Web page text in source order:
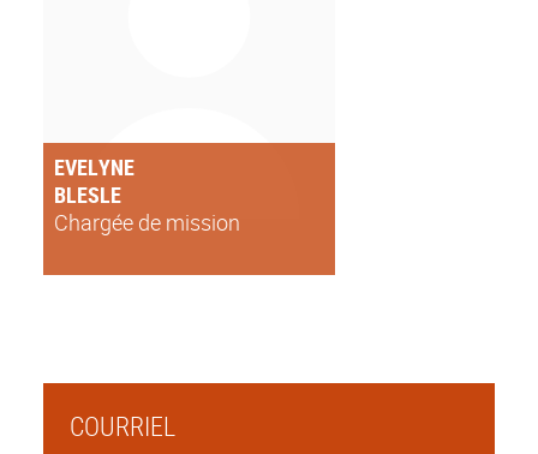
EVELYNE
BLESLE
Chargée de mission
COURRIEL